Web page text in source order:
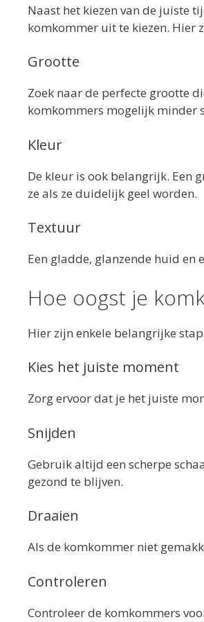
Naast het kiezen van de juiste
komkommer uit te kiezen. Hier
Grootte
Zoek naar de perfecte grootte
komkommers mogelijk minder
Kleur
De kleur is ook belangrijk. Een
ze als ze duidelijk geel worden.
Textuur
Een gladde, glanzende huid en
Hoe oogst je
Hier zijn enkele belangrijke
Kies het juiste moment
Zorg ervoor dat je het juiste
Snijden
Gebruik altijd een scherpe
gezond te blijven.
Draaien
Als de komkommer niet
Controleren
Controleer de komkommers